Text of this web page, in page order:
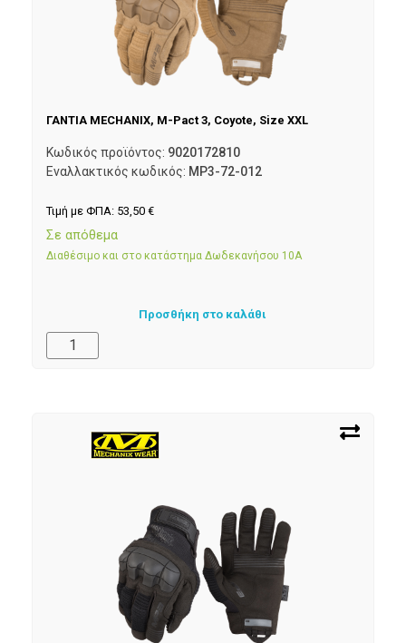
ΓΑΝΤΙΑ MECHANIX, M-Pact 3, Coyote, Size XXL
Κωδικός προϊόντος: 9020172810
Εναλλακτικός κωδικός: MP3-72-012
Τιμή με ΦΠΑ: 53,50 €
Σε απόθεμα
Διαθέσιμο και στο κατάστημα Δωδεκανήσου 10Α
Προσθήκη στο καλάθι